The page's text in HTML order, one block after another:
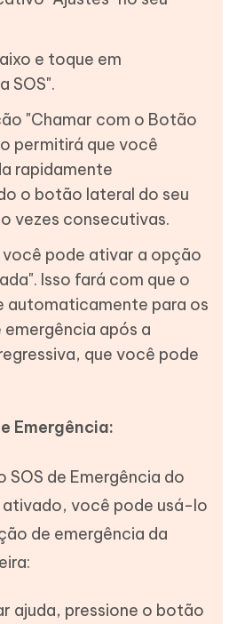
e toque em
SOS".
"Chamar com o Botão
permitirá que você
rapidamente
o botão lateral do seu
vezes consecutivas.
você pode ativar a opção
Isso fará com que o
automaticamente para os
emergência após a
que você pode
Emergência:
SOS de Emergência do
ativado, você pode usá-lo
de emergência da
ajuda, pressione o botão